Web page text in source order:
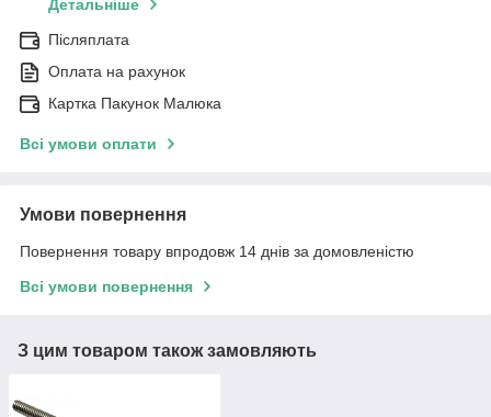
Детальніше
Післяплата
Оплата на рахунок
Картка Пакунок Малюка
Всі умови оплати
Умови повернення
Повернення товару впродовж 14 днів за домовленістю
Всі умови повернення
З цим товаром також замовляють